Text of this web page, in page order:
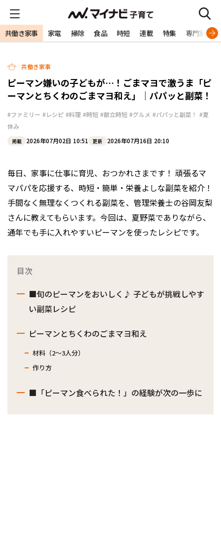
共働き家事 家電 掃除 食品 時短 連載 特集 専門家
共働き家事
ピーマン嫌いの子どもが…！ごまマヨで激うま「ピ
ーマンとちくわのごまマヨ和え」｜パパッと副菜！
#ファミリー #レシピ #料理 #時短 #献立時短 #グルメ #パパッと副菜！ #夏
休み
掲載 2026年07月02日 10:51 更新 2026年07月16日 20:10
毎日、家事に仕事に育児、おつかれさまです！ 頑張るマ
マパパを応援する、時短・簡単・栄養よしな副菜を紹介！
手間なく無理なくつくれる副菜を、管理栄養士の谷岡友梨
さんに教えてもらいます。今回は、夏野菜でありながら、
通年でも手に入れやすいピーマンを使ったレシピです。
目次
■旬のピーマンをおいしく♪ 子どもが挑戦しやす
い副菜レシピ
ピーマンとちくわのごまマヨ和え
材料（2〜3人分）
作り方
■「ピーマン食べられた！」の経験が次の一歩に